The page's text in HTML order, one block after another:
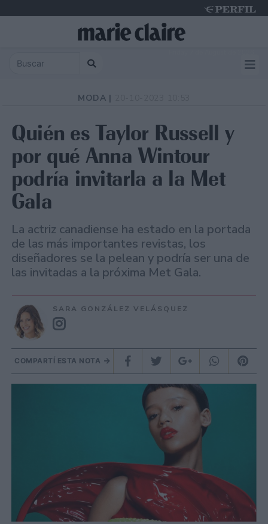
MODA |
Quién es Taylor Russell y
por qué Anna Wintour
podría invitarla a la Met
Gala
La actriz canadiense ha estado en la portada
de las más importantes revistas, los
diseñadores se la pelean y podría ser una de
las invitadas a la próxima Met Gala.
SARA GONZÁLEZ VELÁSQUEZ
COMPARTÍ ESTA NOTA